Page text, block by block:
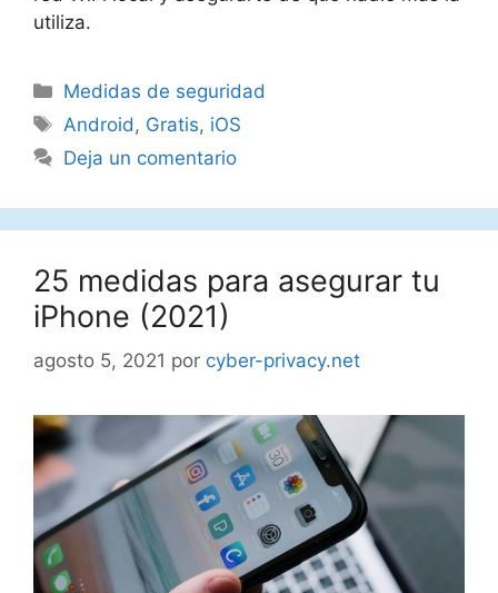
utiliza.
Categorías
Medidas de seguridad
Etiquetas
Android , Gratis, iOS
Deja un comentario
25 medidas para asegurar tu
iPhone (2021)
agosto 5, 2021 por cyber-privacy.net